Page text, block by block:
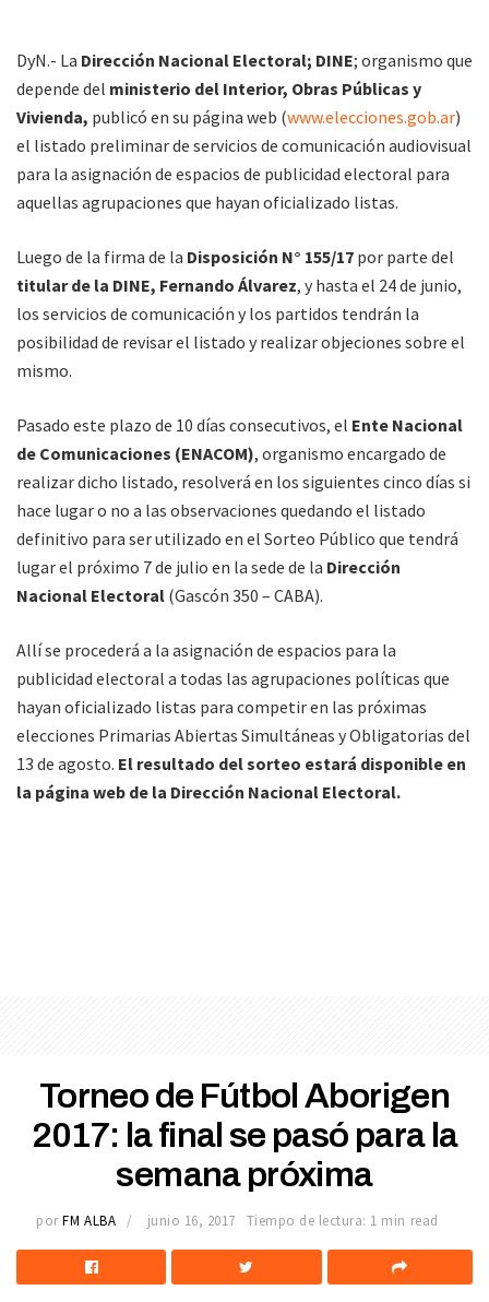
DyN.- La Dirección Nacional Electoral; DINE; organismo que
depende del ministerio del Interior, Obras Públicas y
Vivienda, publicó en su página web (www.elecciones.gob.ar)
el listado preliminar de servicios de comunicación audiovisual
para la asignación de espacios de publicidad electoral para
aquellas agrupaciones que hayan oficializado listas.
Luego de la firma de la Disposición N° 155/17 por parte del
titular de la DINE, Fernando Álvarez, y hasta el 24 de junio,
los servicios de comunicación y los partidos tendrán la
posibilidad de revisar el listado y realizar objeciones sobre el
mismo.
Pasado este plazo de 10 días consecutivos, el Ente Nacional
de Comunicaciones (ENACOM), organismo encargado de
realizar dicho listado, resolverá en los siguientes cinco días si
hace lugar o no a las observaciones quedando el listado
definitivo para ser utilizado en el Sorteo Público que tendrá
lugar el próximo 7 de julio en la sede de la Dirección
Nacional Electoral (Gascón 350 – CABA).
Allí se procederá a la asignación de espacios para la
publicidad electoral a todas las agrupaciones políticas que
hayan oficializado listas para competir en las próximas
elecciones Primarias Abiertas Simultáneas y Obligatorias del
13 de agosto. El resultado del sorteo estará disponible en
la página web de la Dirección Nacional Electoral.
Torneo de Fútbol Aborigen
2017: la final se pasó para la
semana próxima
por FM ALBA junio 16, 2017 Tiempo de lectura: 1 min read